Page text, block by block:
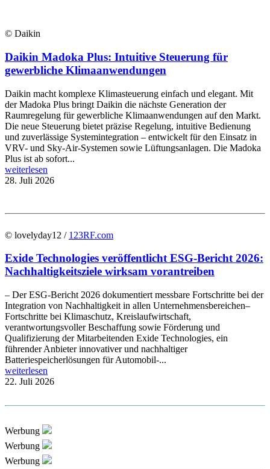
© Daikin
Daikin Madoka Plus: Intuitive Steuerung für
gewerbliche Klimaanwendungen
Daikin macht komplexe Klimasteuerung einfach und elegant. Mit
der Madoka Plus bringt Daikin die nächste Generation der
Raumregelung für gewerbliche Klimaanwendungen auf den Markt.
Die neue Steuerung bietet präzise Regelung, intuitive Bedienung
und zuverlässige Systemintegration – entwickelt für den Einsatz in
VRV- und Sky-Air-Systemen sowie Lüftungsanlagen. Die Madoka
Plus ist ab sofort...
weiterlesen
28. Juli 2026
© lovelyday12 / 123RF.com
Exide Technologies veröffentlicht ESG-Bericht 2026:
Nachhaltigkeitsziele wirksam vorantreiben
– Der ESG-Bericht 2026 dokumentiert messbare Fortschritte bei der
Integration von Nachhaltigkeit in allen Unternehmensbereichen–
Fortschritte bei Klimaschutz, Kreislaufwirtschaft,
verantwortungsvoller Beschaffung sowie Förderung und
Qualifizierung der Mitarbeitenden Exide Technologies, ein
führender Anbieter innovativer und nachhaltiger
Batteriespeicherlösungen für Automobil-...
weiterlesen
22. Juli 2026
Werbung
Werbung
Werbung